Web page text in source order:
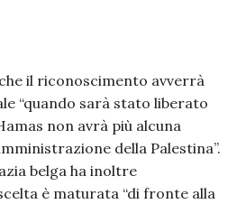
il riconoscimento avverrà
“quando sarà stato liberato
non avrà più alcuna
della Palestina”.
belga ha inoltre
è maturata “di fronte alla